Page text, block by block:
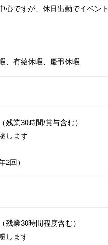
心ですが、休日出勤でイベン
、有給休暇、慶弔休暇
業30時間/賞与含む）
します
2回）
業30時間程度含む）
します